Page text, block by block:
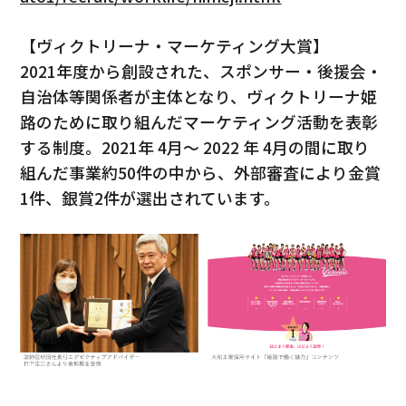
【ヴィクトリーナ・マーケティング大賞】
2021年度から創設された、スポンサー・後援会・
自治体等関係者が主体となり、ヴィクトリーナ姫
路のために取り組んだマーケティング活動を表彰
する制度。2021年 4月～ 2022 年 4月の間に取り
組んだ事業約50件の中から、外部審査により金賞
1件、銀賞2件が選出されています。